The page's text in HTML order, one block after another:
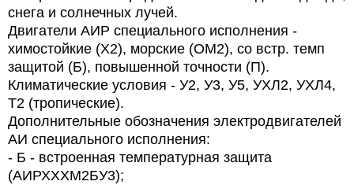
снега и солнечных лучей.
Двигатели АИР специального исполнения -
химостойкие (Х2), морские (ОМ2), со встр. темп
защитой (Б), повышенной точности (П).
Климатические условия - У2, У3, У5, УХЛ2, УХЛ4,
Т2 (тропические).
Дополнительные обозначения электродвигателей
АИ специального исполнения:
- Б - встроенная температурная защита
(АИРХХХМ2БУ3);